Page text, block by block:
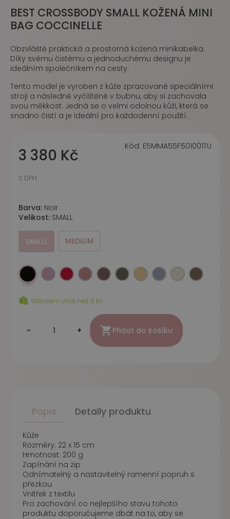
BEST CROSSBODY SMALL KOŽENÁ MINI
BAG COCCINELLE
Obzvláště praktická a prostorná kožená minikabelka.
Díky svému čistému a jednoduchému designu je
ideálním společníkem na cesty.
Tento model je vyroben z kůže zpracované speciálními
stroji a následně vyčištěné v bubnu, aby si zachovala
svou měkkost. Jedná se o velmi odolnou kůži, která se
snadno čistí a je ideální pro každodenní použití.
3 380 Kč
S DPH
Kód: E5MMA55F501001TU
Barva: Noir
Velikost: SMALL
SMALL MEDIUM
Noir JellyfishScarletWinter rose
Berry FangoHoneyStoveEucalipto
Warm
Skladem více než 5 ks
- +  Přidat do košíku
Popis Detaily produktu
Kůže
Rozměry: 22 x 15 cm
Hmotnost: 200 g
Zapínání na zip
Odnímatelný a nastavitelný ramenní popruh s
přezkou
Vnitřek z textilu
Pro zachování co nejlepšího stavu tohoto
produktu doporučujeme dbát na to, aby se